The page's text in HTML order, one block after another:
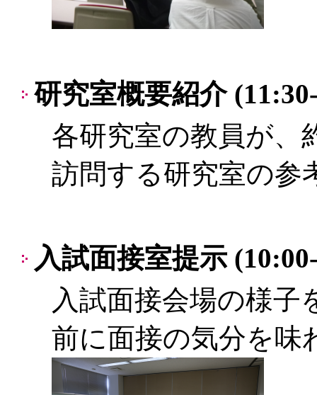
研究室概要紹介
各研究室の教員が、
訪問する研究室の参
入試面接室提示
入試面接会場の様子
前に面接の気分を味